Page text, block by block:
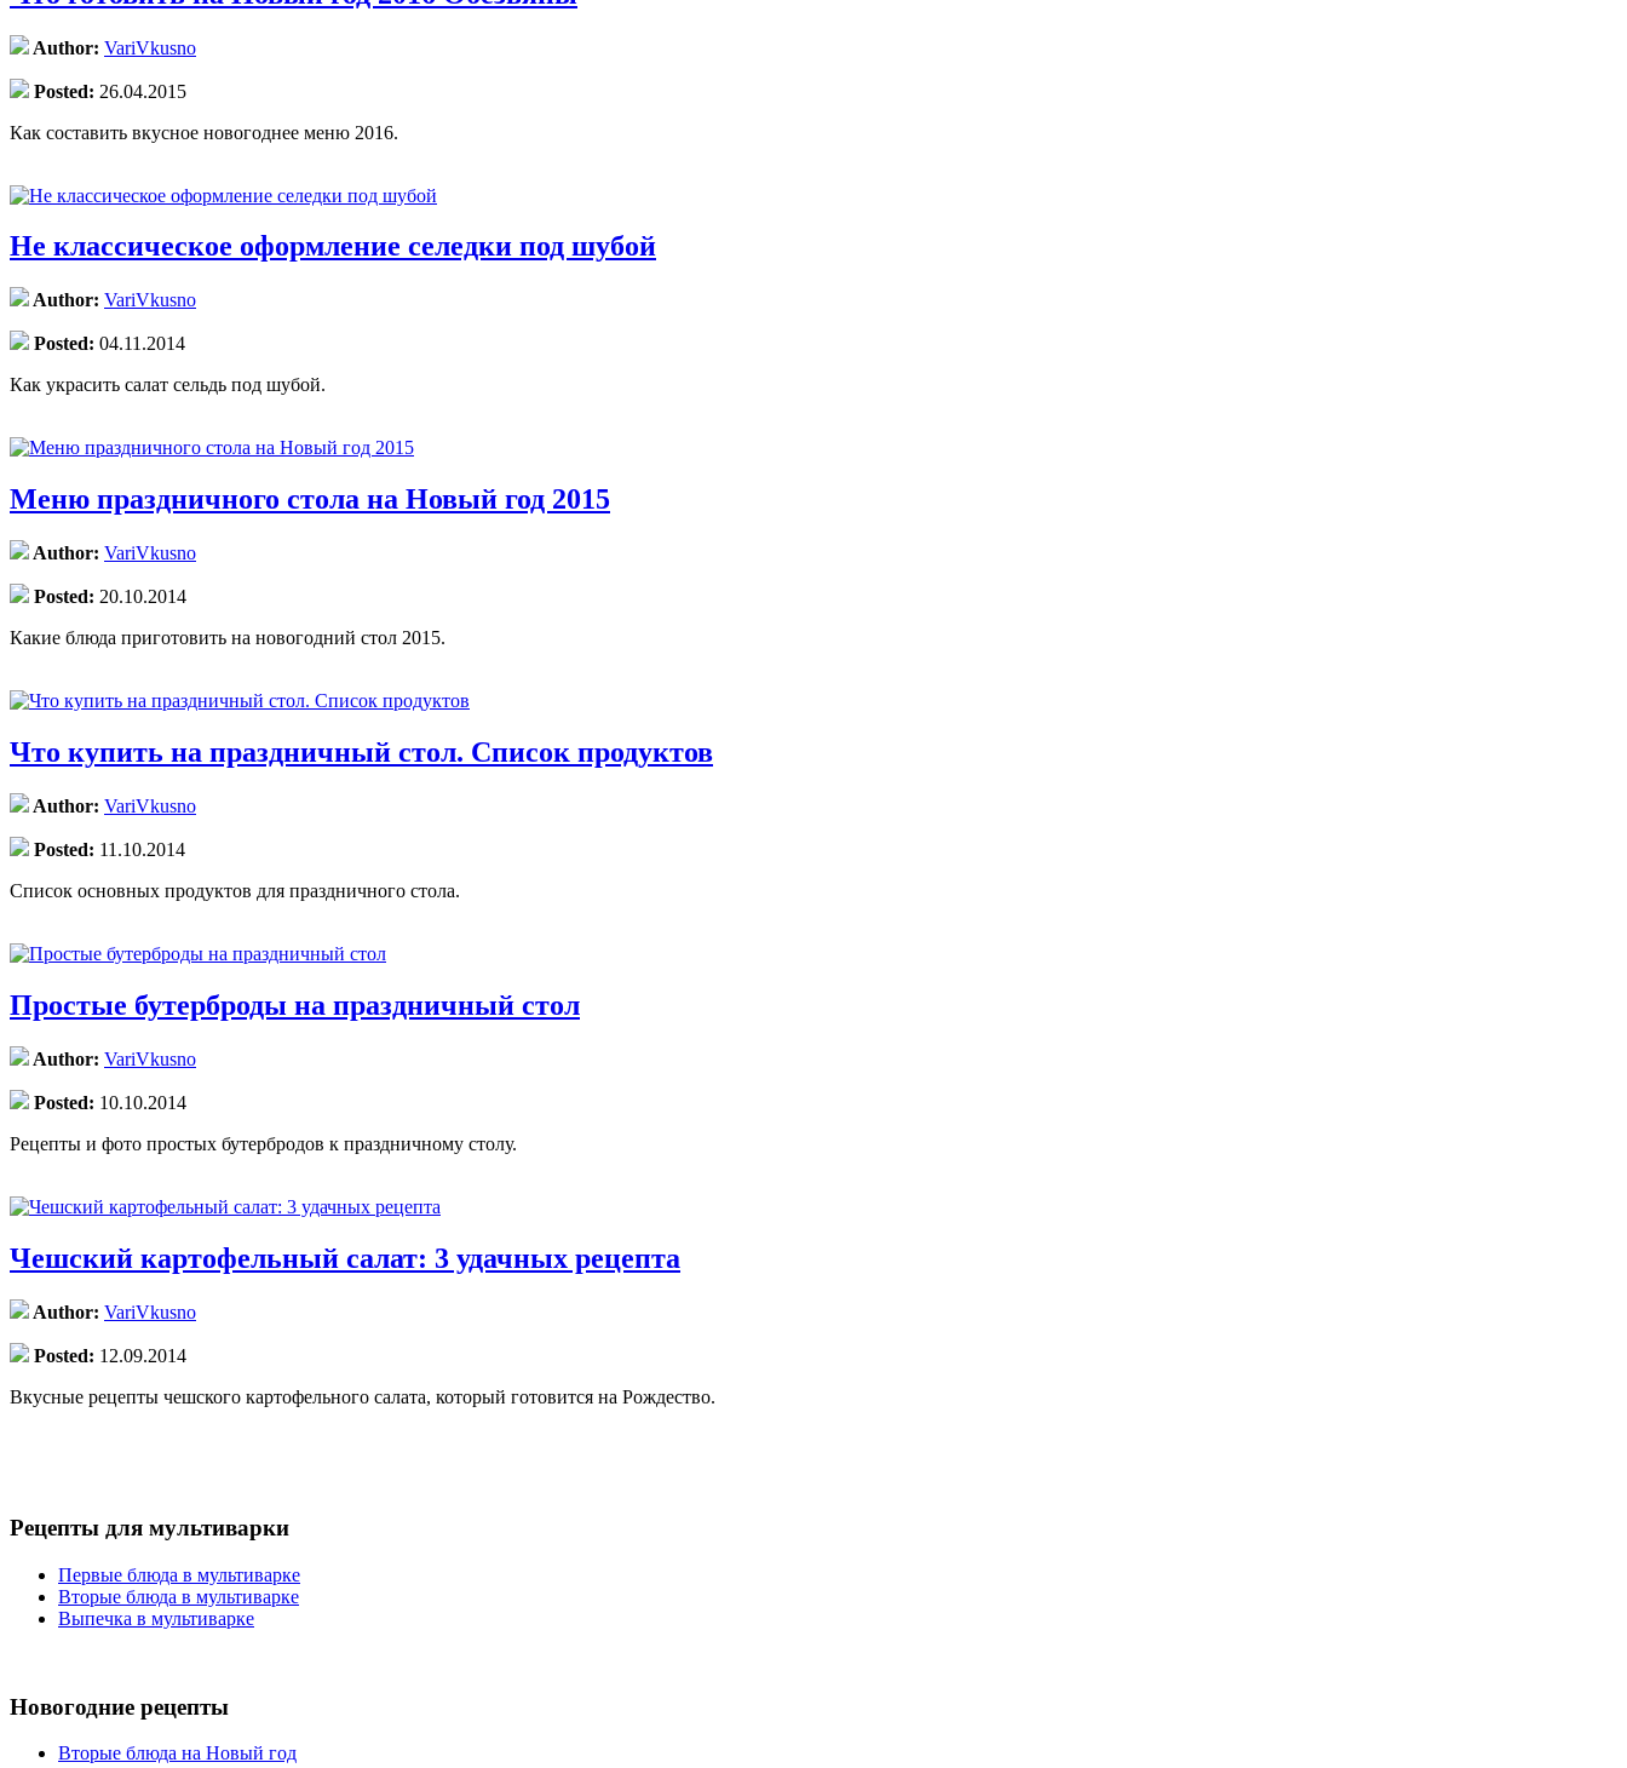
Author: VariVkusno
Posted: 26.04.2015
Как составить вкусное новогоднее меню 2016.
Не классическое оформление селедки под шубой
Author: VariVkusno
Posted: 04.11.2014
Как украсить салат сельдь под шубой.
Меню праздничного стола на Новый год 2015
Author: VariVkusno
Posted: 20.10.2014
Какие блюда приготовить на новогодний стол 2015.
Что купить на праздничный стол. Список продуктов
Author: VariVkusno
Posted: 11.10.2014
Список основных продуктов для праздничного стола.
Простые бутерброды на праздничный стол
Author: VariVkusno
Posted: 10.10.2014
Рецепты и фото простых бутербродов к праздничному столу.
Чешский картофельный салат: 3 удачных рецепта
Author: VariVkusno
Posted: 12.09.2014
Вкусные рецепты чешского картофельного салата, который готовится на Рождество.
Рецепты для мультиварки
Первые блюда в мультиварке
Вторые блюда в мультиварке
Выпечка в мультиварке
Новогодние рецепты
Вторые блюда на Новый год